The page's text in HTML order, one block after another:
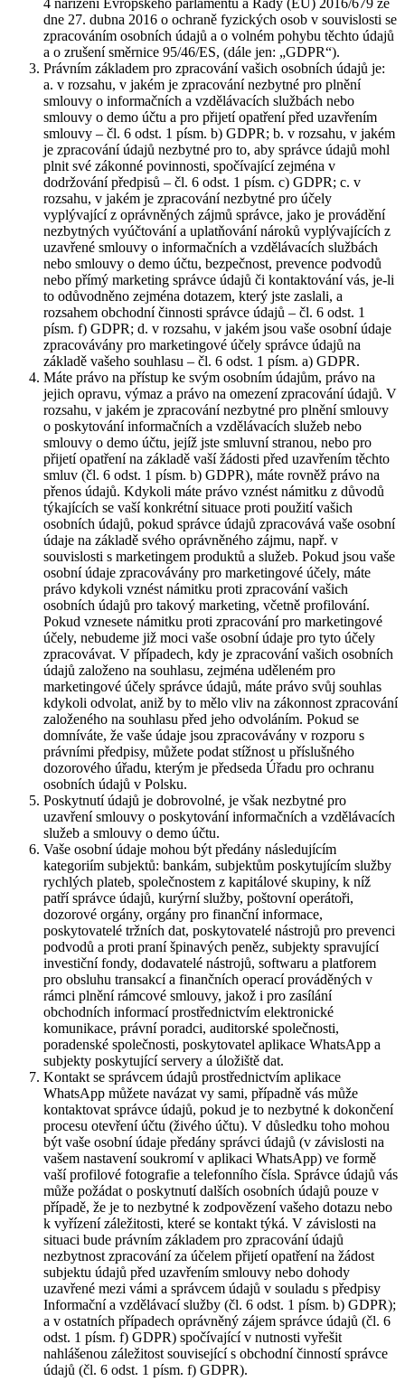
4 nařízení Evropského parlamentu a Rady (EU) 2016/679 ze
dne 27. dubna 2016 o ochraně fyzických osob v souvislosti se
zpracováním osobních údajů a o volném pohybu těchto údajů
a o zrušení směrnice 95/46/ES, (dále jen: „GDPR“).
Právním základem pro zpracování vašich osobních údajů je:
a. v rozsahu, v jakém je zpracování nezbytné pro plnění
smlouvy o informačních a vzdělávacích službách nebo
smlouvy o demo účtu a pro přijetí opatření před uzavřením
smlouvy – čl. 6 odst. 1 písm. b) GDPR; b. v rozsahu, v jakém
je zpracování údajů nezbytné pro to, aby správce údajů mohl
plnit své zákonné povinnosti, spočívající zejména v
dodržování předpisů – čl. 6 odst. 1 písm. c) GDPR; c. v
rozsahu, v jakém je zpracování nezbytné pro účely
vyplývající z oprávněných zájmů správce, jako je provádění
nezbytných vyúčtování a uplatňování nároků vyplývajících z
uzavřené smlouvy o informačních a vzdělávacích službách
nebo smlouvy o demo účtu, bezpečnost, prevence podvodů
nebo přímý marketing správce údajů či kontaktování vás, je-li
to odůvodněno zejména dotazem, který jste zaslali, a
rozsahem obchodní činnosti správce údajů – čl. 6 odst. 1
písm. f) GDPR; d. v rozsahu, v jakém jsou vaše osobní údaje
zpracovávány pro marketingové účely správce údajů na
základě vašeho souhlasu – čl. 6 odst. 1 písm. a) GDPR.
Máte právo na přístup ke svým osobním údajům, právo na
jejich opravu, výmaz a právo na omezení zpracování údajů. V
rozsahu, v jakém je zpracování nezbytné pro plnění smlouvy
o poskytování informačních a vzdělávacích služeb nebo
smlouvy o demo účtu, jejíž jste smluvní stranou, nebo pro
přijetí opatření na základě vaší žádosti před uzavřením těchto
smluv (čl. 6 odst. 1 písm. b) GDPR), máte rovněž právo na
přenos údajů. Kdykoli máte právo vznést námitku z důvodů
týkajících se vaší konkrétní situace proti použití vašich
osobních údajů, pokud správce údajů zpracovává vaše osobní
údaje na základě svého oprávněného zájmu, např. v
souvislosti s marketingem produktů a služeb. Pokud jsou vaše
osobní údaje zpracovávány pro marketingové účely, máte
právo kdykoli vznést námitku proti zpracování vašich
osobních údajů pro takový marketing, včetně profilování.
Pokud vznesete námitku proti zpracování pro marketingové
účely, nebudeme již moci vaše osobní údaje pro tyto účely
zpracovávat. V případech, kdy je zpracování vašich osobních
údajů založeno na souhlasu, zejména uděleném pro
marketingové účely správce údajů, máte právo svůj souhlas
kdykoli odvolat, aniž by to mělo vliv na zákonnost zpracování
založeného na souhlasu před jeho odvoláním. Pokud se
domníváte, že vaše údaje jsou zpracovávány v rozporu s
právními předpisy, můžete podat stížnost u příslušného
dozorového úřadu, kterým je předseda Úřadu pro ochranu
osobních údajů v Polsku.
Poskytnutí údajů je dobrovolné, je však nezbytné pro
uzavření smlouvy o poskytování informačních a vzdělávacích
služeb a smlouvy o demo účtu.
Vaše osobní údaje mohou být předány následujícím
kategoriím subjektů: bankám, subjektům poskytujícím služby
rychlých plateb, společnostem z kapitálové skupiny, k níž
patří správce údajů, kurýrní služby, poštovní operátoři,
dozorové orgány, orgány pro finanční informace,
poskytovatelé tržních dat, poskytovatelé nástrojů pro prevenci
podvodů a proti praní špinavých peněz, subjekty spravující
investiční fondy, dodavatelé nástrojů, softwaru a platforem
pro obsluhu transakcí a finančních operací prováděných v
rámci plnění rámcové smlouvy, jakož i pro zasílání
obchodních informací prostřednictvím elektronické
komunikace, právní poradci, auditorské společnosti,
poradenské společnosti, poskytovatel aplikace WhatsApp a
subjekty poskytující servery a úložiště dat.
Kontakt se správcem údajů prostřednictvím aplikace
WhatsApp můžete navázat vy sami, případně vás může
kontaktovat správce údajů, pokud je to nezbytné k dokončení
procesu otevření účtu (živého účtu). V důsledku toho mohou
být vaše osobní údaje předány správci údajů (v závislosti na
vašem nastavení soukromí v aplikaci WhatsApp) ve formě
vaší profilové fotografie a telefonního čísla. Správce údajů vás
může požádat o poskytnutí dalších osobních údajů pouze v
případě, že je to nezbytné k zodpovězení vašeho dotazu nebo
k vyřízení záležitosti, které se kontakt týká. V závislosti na
situaci bude právním základem pro zpracování údajů
nezbytnost zpracování za účelem přijetí opatření na žádost
subjektu údajů před uzavřením smlouvy nebo dohody
uzavřené mezi vámi a správcem údajů v souladu s předpisy
Informační a vzdělávací služby (čl. 6 odst. 1 písm. b) GDPR);
a v ostatních případech oprávněný zájem správce údajů (čl. 6
odst. 1 písm. f) GDPR) spočívající v nutnosti vyřešit
nahlášenou záležitost související s obchodní činností správce
údajů (čl. 6 odst. 1 písm. f) GDPR).